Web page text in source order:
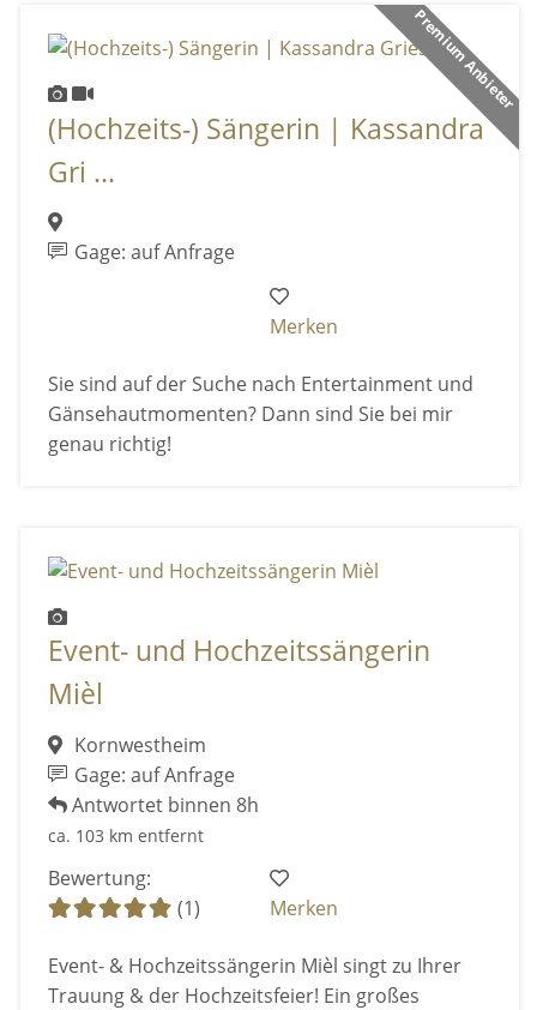
Premium Anbieter
(Hochzeits-) Sängerin | Kassandra
Gri ...
Gage: auf Anfrage
Merken
Sie sind auf der Suche nach Entertainment und
Gänsehautmomenten? Dann sind Sie bei mir
genau richtig!
Event- und Hochzeitssängerin
Mièl
Kornwestheim
Gage: auf Anfrage
Antwortet binnen 8h
ca. 103 km entfernt
Bewertung:
(1)
Merken
Event- & Hochzeitssängerin Mièl singt zu Ihrer
Trauung & der Hochzeitsfeier! Ein großes